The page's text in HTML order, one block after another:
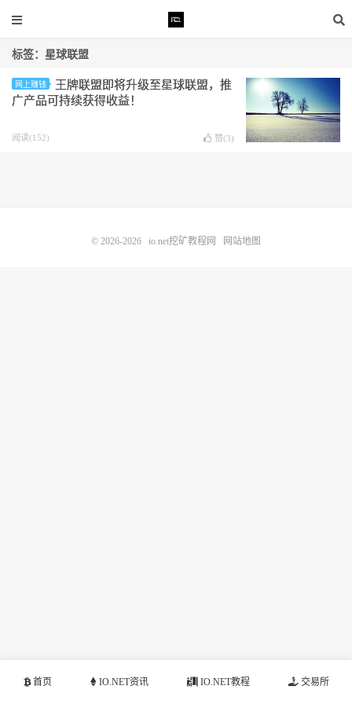
标签：星球联盟
网上赚钱
王牌联盟即将升级至星球联盟，推
广产品可持续获得收益！
阅读(152) 赞(3)
首页 IO.NET资讯 IO.NET教程 交易所
© 2026-2026 io.net挖矿教程网 网站地图